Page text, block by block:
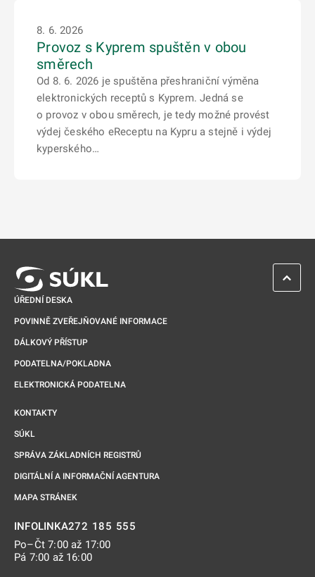
8. 6. 2026
Provoz s Kyprem spuštěn v obou
směrech
Od 8. 6. 2026 je spuštěna přeshraniční výměna
elektronických receptů s Kyprem. Jedná se
o provoz v obou směrech, je tedy možné provést
výdej českého eReceptu na Kypru a stejně i výdej
kyperského…
ÚŘEDNÍ DESKA
POVINNĚ ZVEŘEJŇOVANÉ INFORMACE
DÁLKOVÝ PŘÍSTUP
PODATELNA/POKLADNA
ELEKTRONICKÁ PODATELNA
KONTAKTY
SÚKL
SPRÁVA ZÁKLADNÍCH REGISTRŮ
DIGITÁLNÍ A INFORMAČNÍ AGENTURA
MAPA STRÁNEK
INFOLINKA272 185 555
Po–Čt 7:00 až 17:00
Pá 7:00 až 16:00
ZPĚT